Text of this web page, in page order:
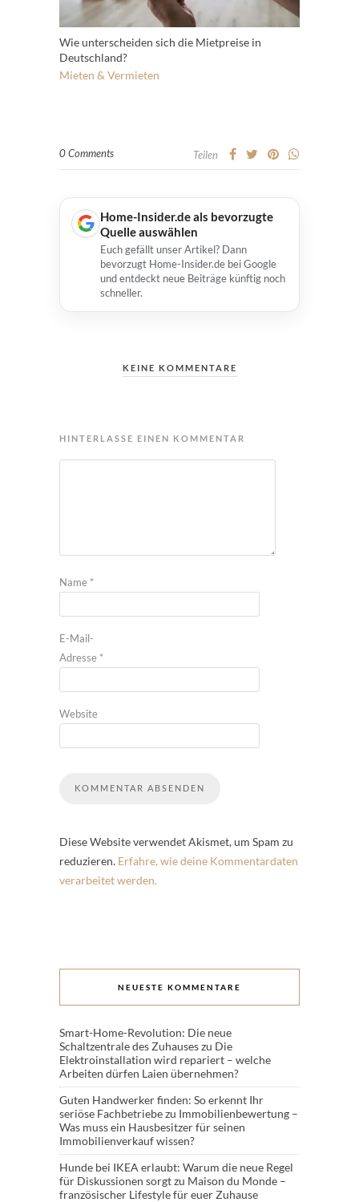
Wie unterscheiden sich die Mietpreise in
Deutschland?
Mieten & Vermieten
0 Comments Teilen
Home-Insider.de als bevorzugte
Quelle auswählen
Euch gefällt unser Artikel? Dann
bevorzugt Home-Insider.de bei Google
und entdeckt neue Beiträge künftig noch
schneller.
KEINE KOMMENTARE
HINTERLASSE EINEN KOMMENTAR
Name *
E-Mail-
Adresse *
Website
Diese Website verwendet Akismet, um Spam zu
reduzieren. Erfahre, wie deine Kommentardaten
verarbeitet werden.
NEUESTE KOMMENTARE
Smart-Home-Revolution: Die neue
Schaltzentrale des Zuhauseszu Die
Elektroinstallation wird repariert – welche
Arbeiten dürfen Laien übernehmen?
Guten Handwerker finden: So erkennt Ihr
seriöse Fachbetriebezu Immobilienbewertung –
Was muss ein Hausbesitzer für seinen
Immobilienverkauf wissen?
Hunde bei IKEA erlaubt: Warum die neue Regel
für Diskussionen sorgtzu Maison du Monde –
französischer Lifestyle für euer Zuhause